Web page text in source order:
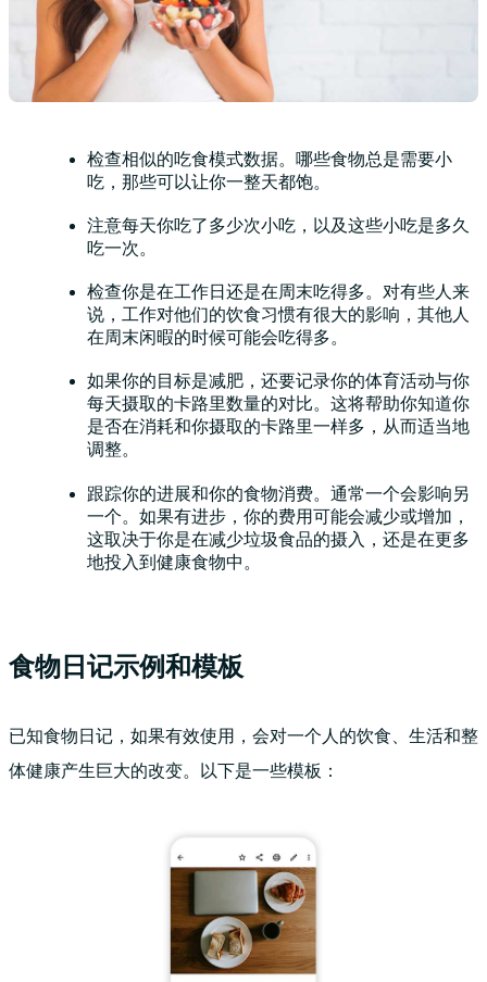
检查相似的吃食模式数据。哪些食物总是需要小
吃，那些可以让你一整天都饱。
注意每天你吃了多少次小吃，以及这些小吃是多久
吃一次。
检查你是在工作日还是在周末吃得多。对有些人来
说，工作对他们的饮食习惯有很大的影响，其他人
在周末闲暇的时候可能会吃得多。
如果你的目标是减肥，还要记录你的体育活动与你
每天摄取的卡路里数量的对比。这将帮助你知道你
是否在消耗和你摄取的卡路里一样多，从而适当地
调整。
跟踪你的进展和你的食物消费。通常一个会影响另
一个。如果有进步，你的费用可能会减少或增加，
这取决于你是在减少垃圾食品的摄入，还是在更多
地投入到健康食物中。
食物日记示例和模板
已知食物日记，如果有效使用，会对一个人的饮食、生活和整
体健康产生巨大的改变。以下是一些模板：